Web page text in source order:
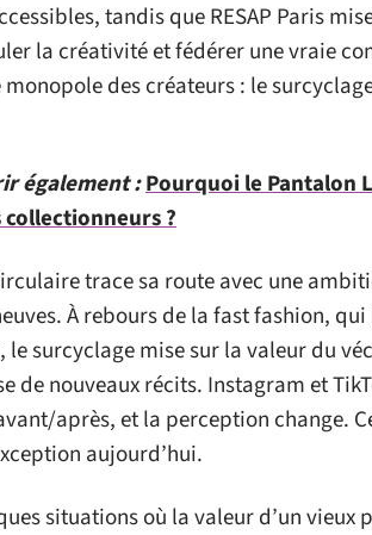
tandis que RESAP Paris
la créativité et fédérer une vraie
des créateurs : le
également :Pourquoi le Pantalon
?
trace sa route avec une
À rebours de la fast fashion,
le surcyclage mise sur la valeur du
de nouveaux récits. Instagram et
après, et la perception change.
aujourd’hui.
situations où la valeur d’un vieux